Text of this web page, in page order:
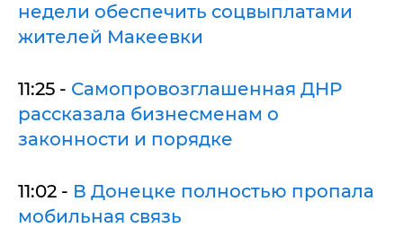
недели обеспечить соцвыплатами
жителей Макеевки
11:25 - Самопровозглашенная ДНР
рассказала бизнесменам о
законности и порядке
11:02 - В Донецке полностью пропала
мобильная связь